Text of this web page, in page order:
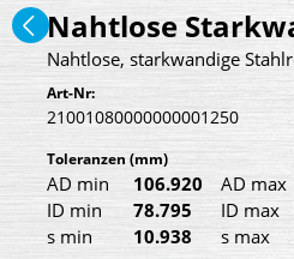
Nahtlose
Nahtlose, starkwandige
Art-Nr:
21001080000000001250
Toleranzen (mm)
AD min 106.920 AD max
ID min
78.795 ID max
s min
10.938 s max